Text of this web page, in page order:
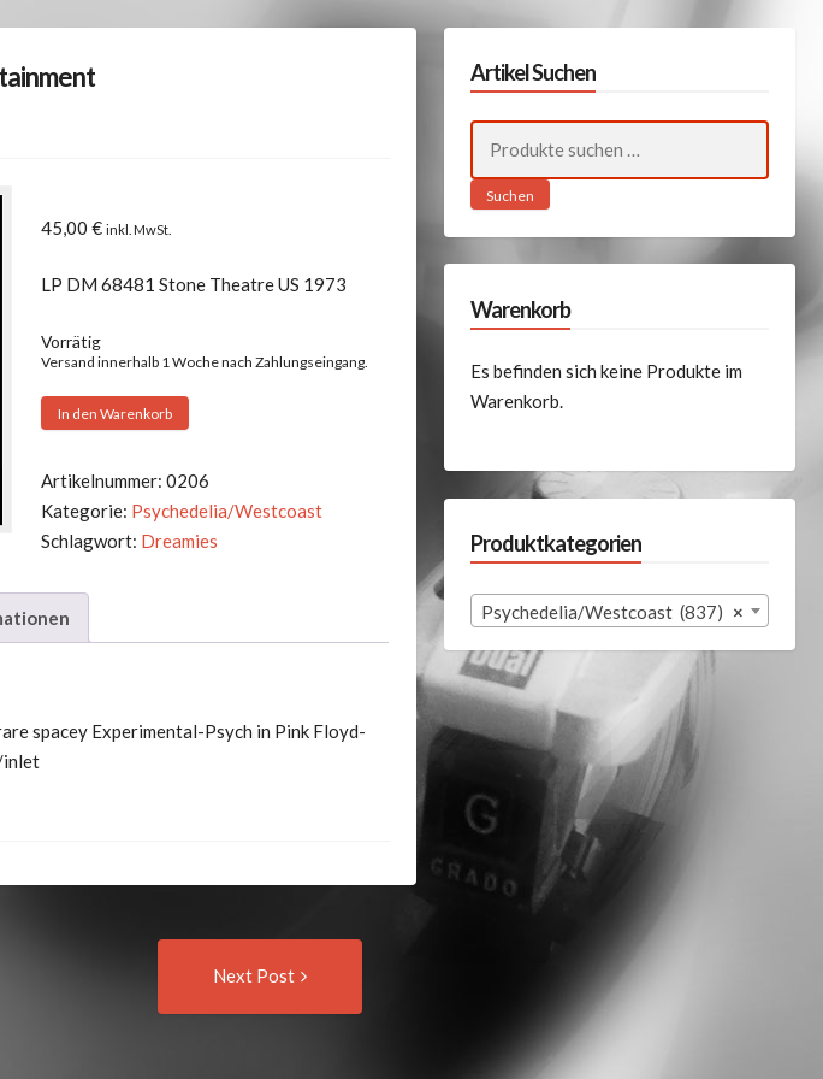
45,00€ inkl. MwSt.
LP DM 68481 Stone Theatre US 1973
Vorrätig
Versand innerhalb 1 Woche nach Zahlungseingang.
Dreamies
Auralgraphic
Entertainment
Menge
In den Warenkorb
Artikelnummer:0206
Kategorie: Psychedelia/Westcoast
Schlagwort: Dreamies
spacey Experimental-Psych in Pink Floyd-
inlet
Next Post
Artikel Suchen
nach:
Suchen
Warenkorb
Es befinden sich keine Produkte im
Warenkorb.
Produktkategorien
×
Psychedelia/Westcoast (837)